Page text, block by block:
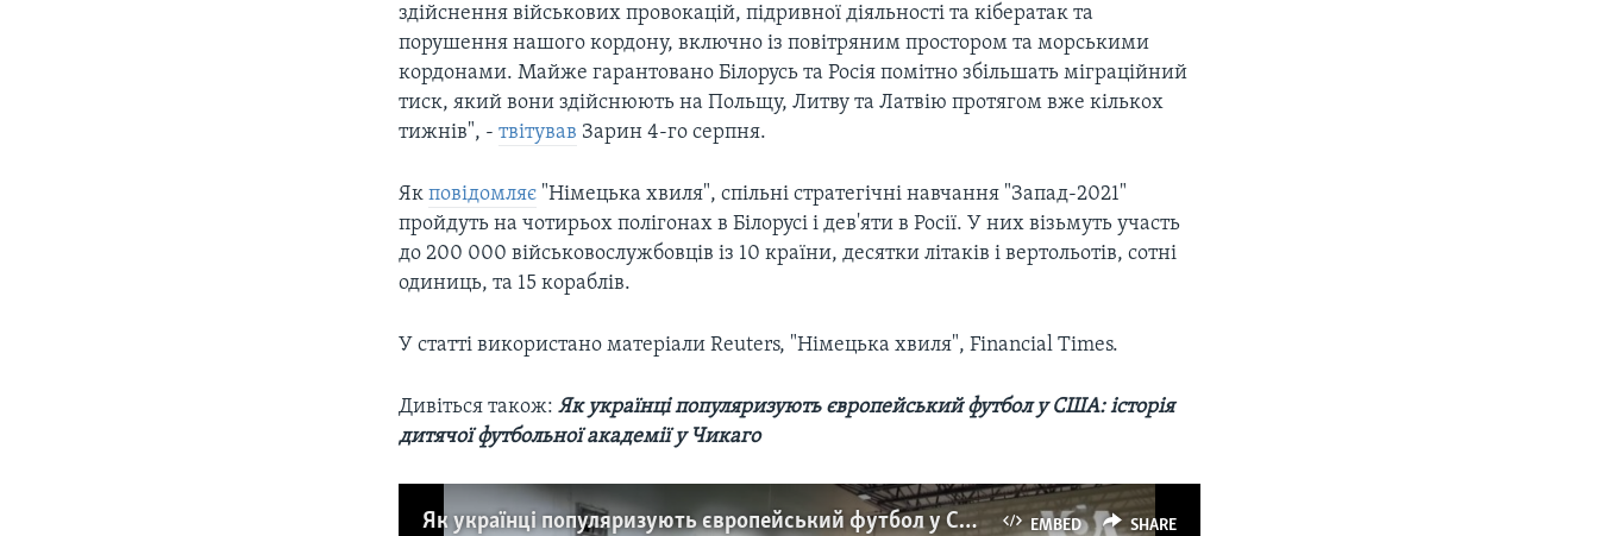
здійснення військових провокацій, підривної діяльності та кібератак та
порушення нашого кордону, включно із повітряним простором та морськими
кордонами. Майже гарантовано Білорусь та Росія помітно збільшать міграційний
тиск, який вони здійснюють на Польщу, Литву та Латвію протягом вже кількох
тижнів", -твітував Зарин 4-го серпня.
Якповідомляє "Німецька хвиля", спільні стратегічні навчання "Запад-2021"
пройдуть на чотирьох полігонах в Білорусі і дев'яти в Росії. У них візьмуть участь
до 200 000 військовослужбовців із 10 країни, десятки літаків і вертольотів, сотні
одиниць, та 15 кораблів.
У статті використано матеріали Reuters, "Німецька хвиля", Financial Times.
Дивіться також:Як українці популяризують європейський футбол у США: історія
дитячої футбольної академії у Чикаго
EMBED SHARE
Як українці популяризують європейський футбол у США: історія дитячої футбольної академії у Чикаго. Відео